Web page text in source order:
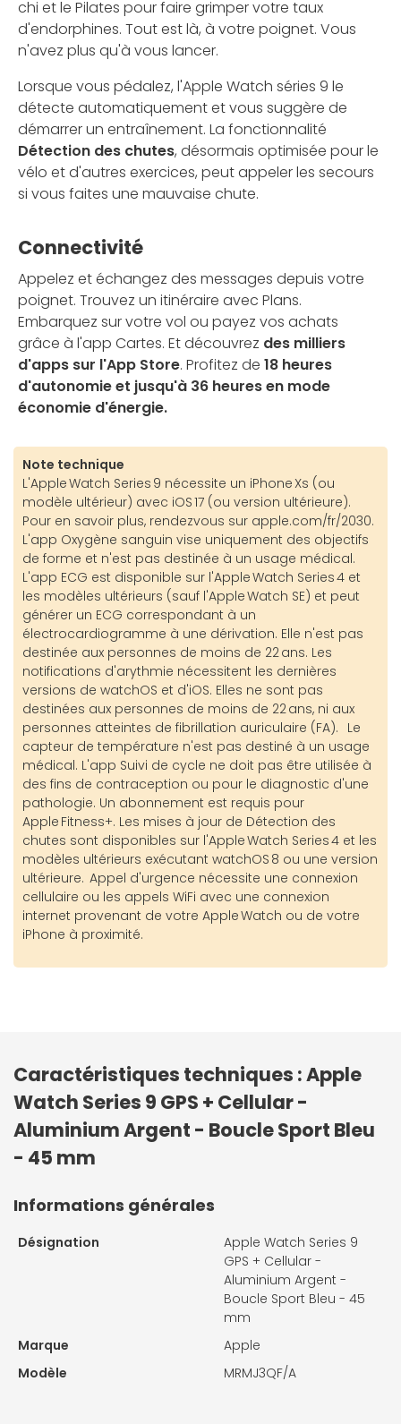
chi et le Pilates pour faire grimper votre taux
d'endorphines. Tout est là, à votre poignet. Vous
n'avez plus qu'à vous lancer.
Lorsque vous pédalez, l'Apple Watch séries 9 le
détecte automatiquement et vous suggère de
démarrer un entraînement. La fonctionnalité
Détection des chutes, désormais optimisée pour le
vélo et d'autres exercices, peut appeler les secours
si vous faites une mauvaise chute.
Connectivité
Appelez et échangez des messages depuis votre
poignet. Trouvez un itinéraire avec Plans.
Embarquez sur votre vol ou payez vos achats
grâce à l'app Cartes. Et découvrez des milliers
d'apps sur l'App Store. Profitez de 18 heures
d'autonomie et jusqu'à 36 heures en mode
économie d'énergie.
Note technique
L'Apple Watch Series 9 nécessite un iPhone Xs (ou
modèle ultérieur) avec iOS 17 (ou version ultérieure).
Pour en savoir plus, rendezvous sur apple.com/fr/2030.
L'app Oxygène sanguin vise uniquement des objectifs
de forme et n'est pas destinée à un usage médical.
L'app ECG est disponible sur l'Apple Watch Series 4 et
les modèles ultérieurs (sauf l'Apple Watch SE) et peut
générer un ECG correspondant à un
électrocardiogramme à une dérivation. Elle n'est pas
destinée aux personnes de moins de 22 ans. Les
notifications d'arythmie nécessitent les dernières
versions de watchOS et d'iOS. Elles ne sont pas
destinées aux personnes de moins de 22 ans, ni aux
personnes atteintes de fibrillation auriculaire (FA). Le
capteur de température n'est pas destiné à un usage
médical. L'app Suivi de cycle ne doit pas être utilisée à
des fins de contraception ou pour le diagnostic d'une
pathologie. Un abonnement est requis pour
Apple Fitness+. Les mises à jour de Détection des
chutes sont disponibles sur l'Apple Watch Series 4 et les
modèles ultérieurs exécutant watchOS 8 ou une version
ultérieure. Appel d'urgence nécessite une connexion
cellulaire ou les appels WiFi avec une connexion
internet provenant de votre Apple Watch ou de votre
iPhone à proximité.
Caractéristiques techniques : Apple
Watch Series 9 GPS + Cellular -
Aluminium Argent - Boucle Sport Bleu
- 45 mm
Informations générales
Désignation
Apple Watch Series 9
GPS + Cellular -
Aluminium Argent -
Boucle Sport Bleu - 45
mm
Marque
Apple
Modèle
MRMJ3QF/A